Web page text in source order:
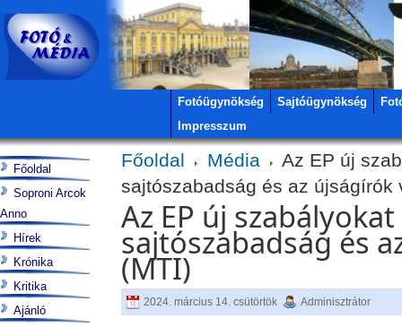
Fotóügynökség Sajtóügynökség
Impresszum
Főoldal Média
Az EP új
sajtószabadság és az újságírók
Az EP új
sajtószabadság és
(MTI)
2024. március 14. csütörtök Adminisztrátor
Főoldal
Soproni Arcok
Anno
Hírek
Krónika
Kritika
Ajánló